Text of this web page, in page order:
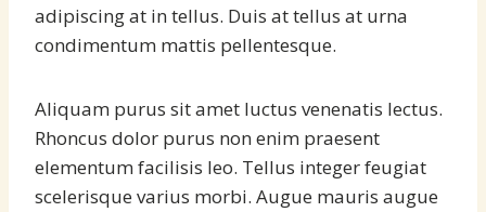
adipiscing at in tellus. Duis at tellus at urna
condimentum mattis pellentesque.
Aliquam purus sit amet luctus venenatis lectus.
Rhoncus dolor purus non enim praesent
elementum facilisis leo. Tellus integer feugiat
scelerisque varius morbi. Augue mauris augue